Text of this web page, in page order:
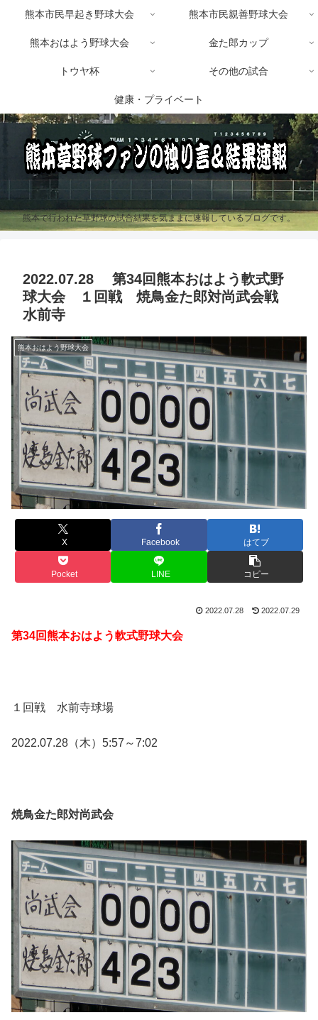
熊本で行われた草野球の試合結果を気ままに速報しているブログです。
熊本市民早起き野球大会 熊本市民親善野球大会
熊本おはよう野球大会 金た郎カップ
トウヤ杯 その他の試合
健康・プライベート
2022.07.28 第34回熊本おはよう軟式野
球大会 １回戦 焼鳥金た郎対尚武会戦
水前寺
熊本おはよう野球大会
X Facebook はてブ
Pocket LINE コピー
2022.07.28 2022.07.29
第34回熊本おはよう軟式野球大会
１回戦 水前寺球場
2022.07.28（木）5:57～7:02
焼鳥金た郎対尚武会